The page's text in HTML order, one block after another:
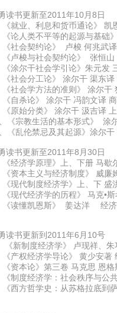
读书更新至2011年10月8日
《就业、利息和货币通论》 凯
《论人类不平等的起源与基础
《社会契约论》 卢梭 何兆武
《卢梭与社会契约论》 张恒山
《涂尔干社会学引论》朱元发
《社会分工论》 涂尔干 渠东译
《社会学方法的准则》 涂尔干
《自杀论》 涂尔干 冯韵文译
《原始分类》 涂尔干 汲吉译
《宗教生活的基本形式》 涂
《乱伦禁忌及其起源》涂尔
读书更新至2011年8月30日
《经济学原理》上、下册 马
《资本主义与经济制度》 威
《现代制度经济学》上、下 盛
《现代经济学的历程》 马克•
《读懂凯恩斯》 姜达洋 经济
读书更新到2011年6月10号
《新制度经济学》 卢现祥、
《产权经济学导论》 黄少安著
《资本论》第三卷 马克思 恩
《制度经济学：社会秩序与公
《西方哲学史：从苏格拉底到